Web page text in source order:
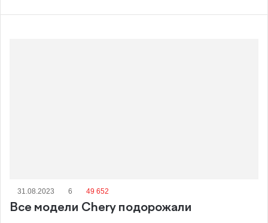
31.08.2023 6 49 652
Все модели Chery подорожали